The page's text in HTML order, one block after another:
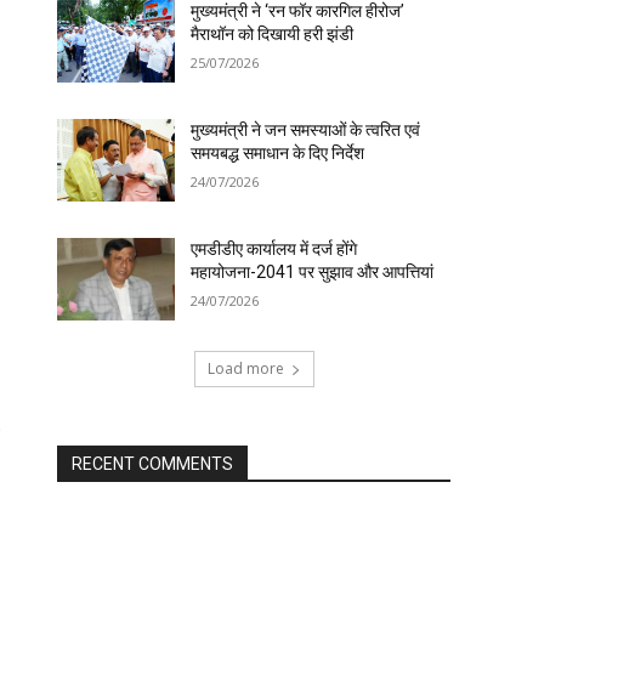
मुख्यमंत्री ने ‘रन फॉर कारगिल हीरोज’
मैराथॉन को दिखायी हरी झंडी
25/07/2026
मुख्यमंत्री ने जन समस्याओं के त्वरित एवं
समयबद्ध समाधान के दिए निर्देश
24/07/2026
एमडीडीए कार्यालय में दर्ज होंगे
महायोजना-2041 पर सुझाव और आपत्तियां
24/07/2026
Load more
RECENT COMMENTS